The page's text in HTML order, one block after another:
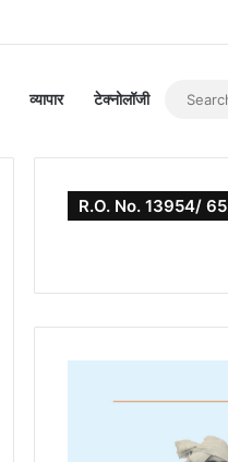
व्यापार टेक्नोलॉजी
R.O. No. 13954/ 65